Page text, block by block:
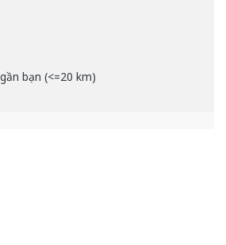
bạn (<=20 km)